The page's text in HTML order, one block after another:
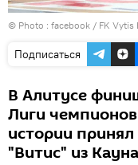
© Photo : facebook / FK Vytis
Подписаться
В Алитусе
Лиги
истории
"Витис" из